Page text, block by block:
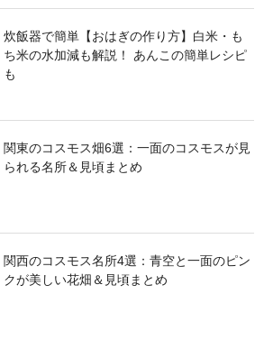
炊飯器で簡単【おはぎの作り方】白米・も
ち米の水加減も解説！ あんこの簡単レシピ
も
関東のコスモス畑6選：一面のコスモスが見
られる名所＆見頃まとめ
関西のコスモス名所4選：青空と一面のピン
クが美しい花畑＆見頃まとめ